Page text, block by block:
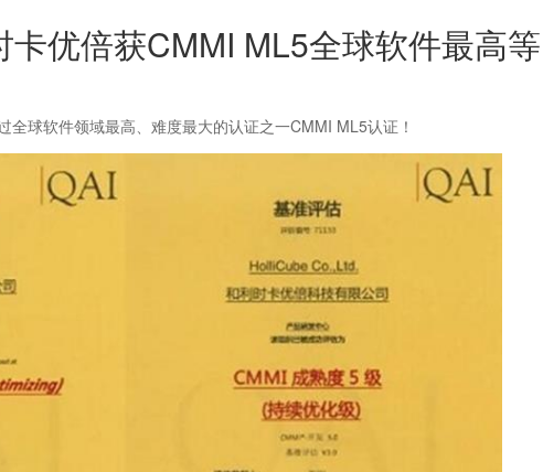
卡优倍获CMMI ML5全球软件最高等
全球软件领域最高、难度最大的认证之一CMMI ML5认证！